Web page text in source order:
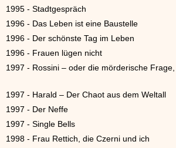
1995 - Stadtgespräch
1996 - Das Leben ist eine Baustelle
1996 - Der schönste Tag im Leben
1996 - Frauen lügen nicht
1997 - Rossini – oder die mörderische
1997 - Harald – Der Chaot aus dem Weltall
1997 - Der Neffe
1997 - Single Bells
1998 - Frau Rettich, die Czerni und ich